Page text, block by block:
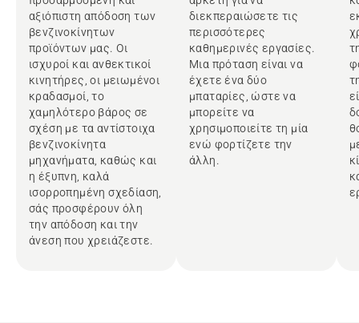
αξιόπιστη απόδοση των
βενζινοκίνητων
προϊόντων μας. Οι
ισχυροί και ανθεκτικοί
κινητήρες, οι μειωμένοι
κραδασμοί, το
χαμηλότερο βάρος σε
σχέση με τα αντίστοιχα
βενζινοκίνητα
μηχανήματα, καθώς και
η έξυπνη, καλά
ισορροπημένη σχεδίαση,
σάς προσφέρουν όλη
την απόδοση και την
άνεση που χρειάζεστε.
διεκπεραιώσετε τις
περισσότερες
καθημερινές εργασίες.
Μια πρόταση είναι να
έχετε ένα δύο
μπαταρίες, ώστε να
μπορείτε να
χρησιμοποιείτε τη μία
ενώ φορτίζετε την
άλλη.